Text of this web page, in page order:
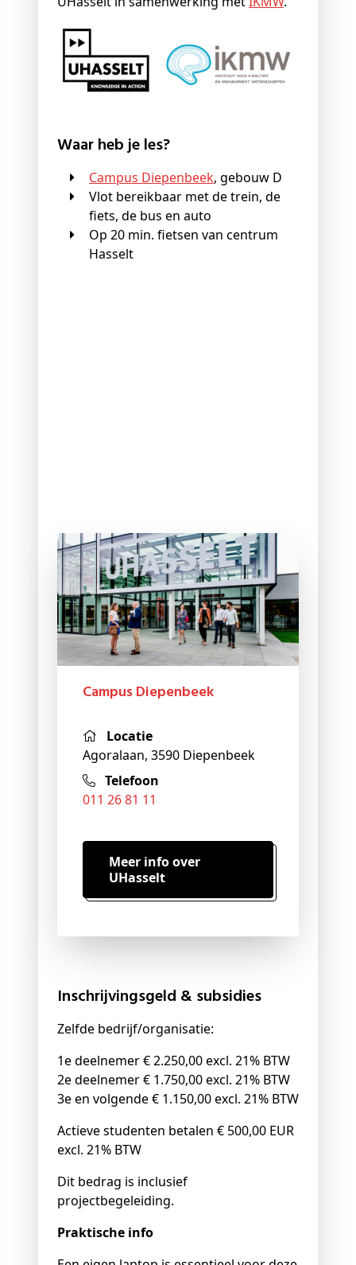
Waar heb je les?
Campus Diepenbeek, gebouw D
Vlot bereikbaar met de trein, de
fiets, de bus en auto
Op 20 min. fietsen van centrum
Hasselt
Campus Diepenbeek
Locatie
Agoralaan, 3590 Diepenbeek
Telefoon
011 26 81 11
Meer info over
UHasselt
Inschrijvingsgeld & subsidies
Zelfde bedrijf/organisatie:
1e deelnemer € 2.250,00 excl. 21% BTW
2e deelnemer € 1.750,00 excl. 21% BTW
3e en volgende € 1.150,00 excl. 21% BTW
Actieve studenten betalen € 500,00 EUR
excl. 21% BTW
Dit bedrag is inclusief
projectbegeleiding.
Praktische info